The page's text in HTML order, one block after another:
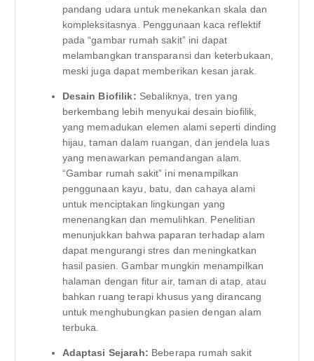
pandang udara untuk menekankan skala dan
kompleksitasnya. Penggunaan kaca reflektif
pada “gambar rumah sakit” ini dapat
melambangkan transparansi dan keterbukaan,
meski juga dapat memberikan kesan jarak.
Desain Biofilik: Sebaliknya, tren yang
berkembang lebih menyukai desain biofilik,
yang memadukan elemen alami seperti dinding
hijau, taman dalam ruangan, dan jendela luas
yang menawarkan pemandangan alam.
“Gambar rumah sakit” ini menampilkan
penggunaan kayu, batu, dan cahaya alami
untuk menciptakan lingkungan yang
menenangkan dan memulihkan. Penelitian
menunjukkan bahwa paparan terhadap alam
dapat mengurangi stres dan meningkatkan
hasil pasien. Gambar mungkin menampilkan
halaman dengan fitur air, taman di atap, atau
bahkan ruang terapi khusus yang dirancang
untuk menghubungkan pasien dengan alam
terbuka.
Adaptasi Sejarah: Beberapa rumah sakit